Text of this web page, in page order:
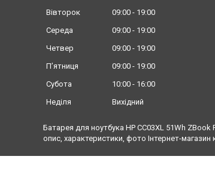
Вівторок
09:00
19:00
Середа
09:00
19:00
Четвер
09:00
19:00
Пʼятниця
09:00
19:00
Субота
10:00
16:00
Неділя
Вихідний
Батарея для ноутбука HP CC03XL 51Wh
опис, характеристики, фото Інтернет-